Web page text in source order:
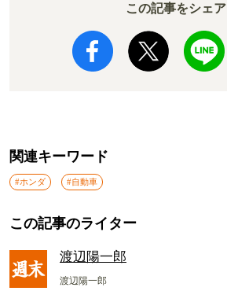
この記事をシェア
関連キーワード
#ホンダ #自動車
この記事のライター
渡辺陽一郎
渡辺陽一郎